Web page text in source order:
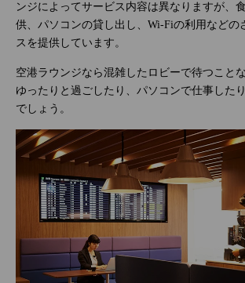
ンジによってサービス内容は異なりますが、
供、パソコンの貸し出し、Wi-Fiの利用などの
スを提供しています。
空港ラウンジなら混雑したロビーで待つこと
ゆったりと過ごしたり、パソコンで仕事した
でしょう。